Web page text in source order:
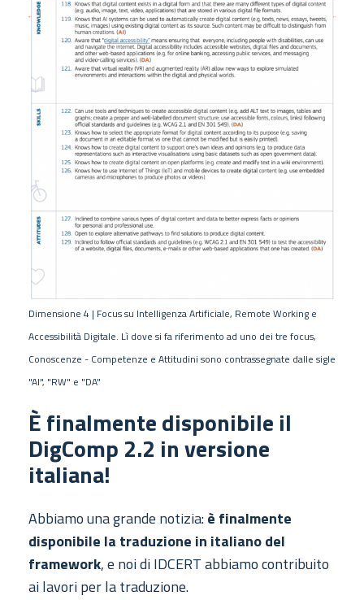
Dimensione 4 | Focus su Intelligenza Artificiale, Remote Working e
Accessibilità Digitale. Lì dove si fa riferimento ad uno dei tre focus,
Conoscenze - Competenze e Attitudini sono contrassegnate dalle sigle
"AI", "RW" e "DA"
È finalmente disponibile il
DigComp 2.2 in versione
italiana!
Abbiamo una grande notizia:è finalmente
disponibile la traduzione in italiano del
framework, e noi di IDCERT abbiamo contribuito
ai lavori per la traduzione.